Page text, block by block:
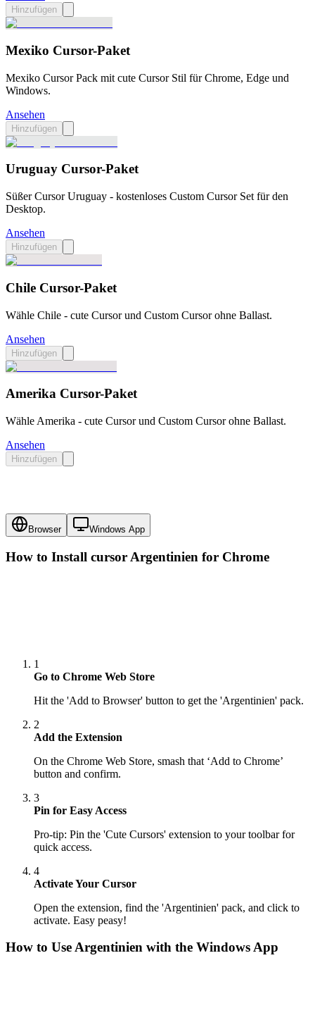
Hinzufügen
Mexiko Cursor-Paket
Mexiko Cursor Pack mit cute Cursor Stil für Chrome, Edge und
Windows.
Ansehen
Hinzufügen
Uruguay Cursor-Paket
Süßer Cursor Uruguay - kostenloses Custom Cursor Set für den
Desktop.
Ansehen
Hinzufügen
Chile Cursor-Paket
Wähle Chile - cute Cursor und Custom Cursor ohne Ballast.
Ansehen
Hinzufügen
Amerika Cursor-Paket
Wähle Amerika - cute Cursor und Custom Cursor ohne Ballast.
Ansehen
Hinzufügen
Browser Windows App
How to Install cursorArgentinien for Chrome
1
Go to Chrome Web Store
Hit the 'Add to Browser' button to get the 'Argentinien' pack.
2
Add the Extension
On the Chrome Web Store, smash that ‘Add to Chrome’
button and confirm.
3
Pin for Easy Access
Pro-tip: Pin the 'Cute Cursors' extension to your toolbar for
quick access.
4
Activate Your Cursor
Open the extension, find the 'Argentinien' pack, and click to
activate. Easy peasy!
How to UseArgentinien with the Windows App